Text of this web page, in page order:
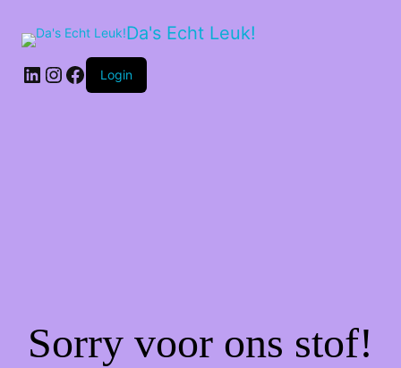
Da's Echt Leuk!
LinkedIn
Instagram
Facebook
Login
Sorry voor ons stof!